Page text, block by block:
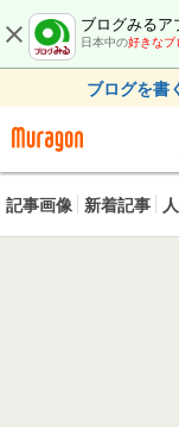
ブログみるア
日本中の好きなブ
ブログを書
記事画像 新着記事